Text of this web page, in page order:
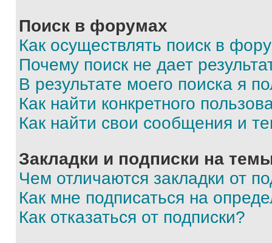
Поиск в форумах
Как осуществлять поиск в
Почему поиск не дает
В результате моего поиска я
Как найти конкретного
Как найти свои сообщения и
Закладки и подписки на
Чем отличаются закладки от
Как мне подписаться на
Как отказаться от подписки?